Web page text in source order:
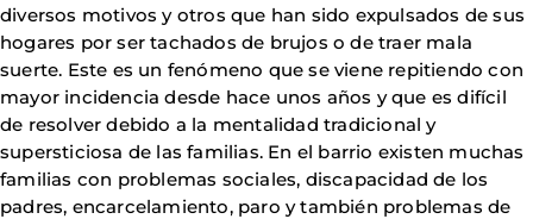
diversos motivos y otros que han sido expulsados de sus
hogares por ser tachados de brujos o de traer mala
suerte. Este es un fenómeno que se viene repitiendo con
mayor incidencia desde hace unos años y que es difícil
de resolver debido a la mentalidad tradicional y
supersticiosa de las familias. En el barrio existen muchas
familias con problemas sociales, discapacidad de los
padres, encarcelamiento, paro y también problemas de